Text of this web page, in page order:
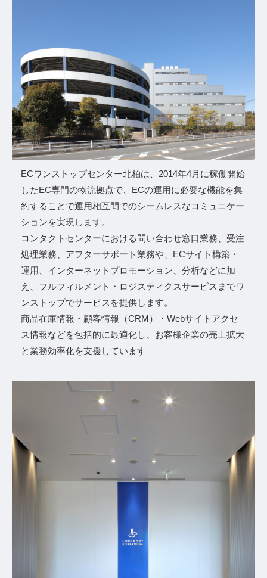
ECワンストップセンター北柏は、2014年4⽉に稼働開始
したEC専⾨の物流拠点で、ECの運⽤に必要な機能を集
約することで運⽤相互間でのシームレスなコミュニケー
ションを実現します。
コンタクトセンターにおける問い合わせ窓⼝業務、受注
処理業務、アフターサポート業務や、ECサイト構築・
運⽤、インターネットプロモーション、分析などに加
え、フルフィルメント・ロジスティクスサービスまでワ
ンストップでサービスを提供します。
商品在庫情報・顧客情報（CRM）・Webサイトアクセ
ス情報などを包括的に最適化し、お客様企業の売上拡⼤
と業務効率化を⽀援しています